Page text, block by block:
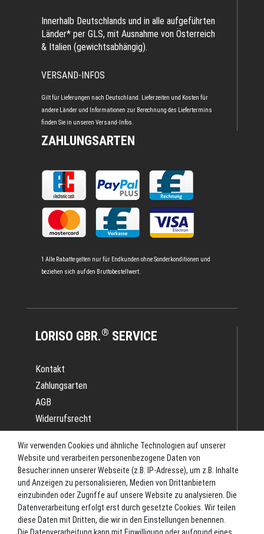
Innerhalb Deutschlands und in alle aufgeführten
Länder* per GLS, mit Ausnahme von Österreich
& Italien (gewichtsabhängig).
VERSAND-INFOS
Gilt für Lieferungen nach Deutschland. Lieferzeiten und Kosten für
andere Länder und Informationen zur Berechnung des Liefertermins
finden Sie in unseren Versand-Infos.
ZAHLUNGSARTEN
1 Alle Rabatte gelten nur für Endkunden ohne Sonderkonditionen und
beziehen sich auf den Bruttobestellwert.
LORISO GBR.® SERVICE
Kontakt
Zahlungsarten
AGB
Widerrufsrecht
Impressum
Datenschutz
Batterieverordnung
Versand
Blog
TOP-KATEGORIEN
Wir verwenden Cookies und ähnliche Technologien auf unserer
Website und verarbeiten personenbezogene Daten von
Besucher:innen unserer Webseite (z.B. IP-Adresse), um z.B. Inhalte
und Anzeigen zu personalisieren, Medien von Drittanbietern
einzubinden oder Zugriffe auf unsere Website zu analysieren. Die
Datenverarbeitung erfolgt erst durch gesetzte Cookies. Wir teilen
diese Daten mit Dritten, die wir in den Einstellungen benennen.